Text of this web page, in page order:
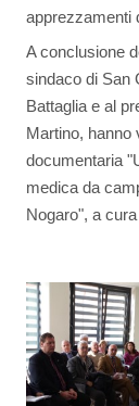
apprezzamenti
A conclusione
sindaco di San
Battaglia e al
Martino, hanno
documentaria
medica da
Nogaro", a